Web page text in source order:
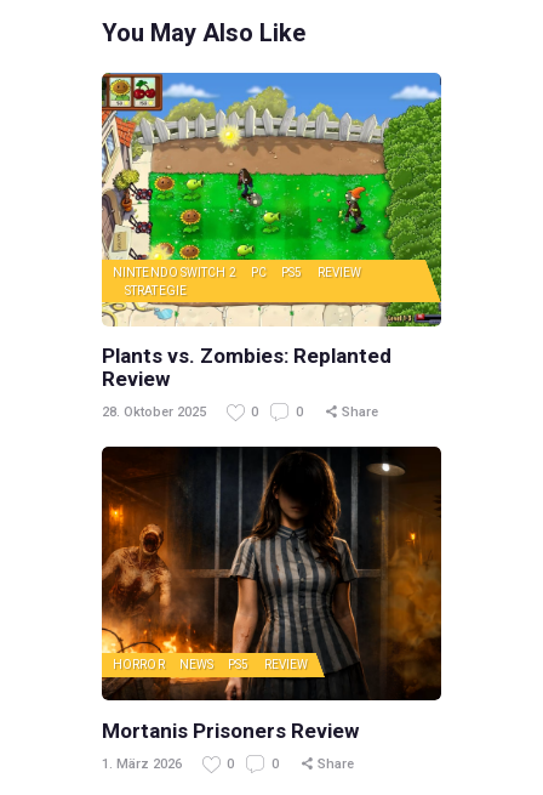
You May Also Like
NINTENDO SWITCH 2 PC PS5
REVIEW
STRATEGIE
Plants vs. Zombies: Replanted
Review
28. Oktober 2025 0 0 Share
HORROR NEWS PS5 REVIEW
Mortanis Prisoners Review
1. März 2026 0 0 Share